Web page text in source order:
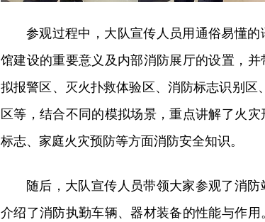
参观过程中，大队宣传人员用通俗易懂
馆建设的重要意义及内部消防展厅的设置，
拟报警区、灭火扑救体验区、消防标志识别
区等，结合不同的模拟场景，重点讲解了火
标志、家庭火灾预防等方面消防安全知识。
随后，大队宣传人员带领大家参观了消
介绍了消防执勤车辆、器材装备的性能与作